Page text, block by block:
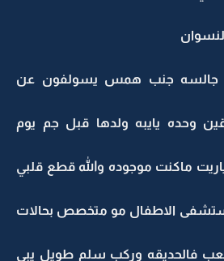
جالسه جنب همس يسولفون عن
يايبه ولدها قبل جم يوم
ماكنت موجوده والله قطع قلبي
الاطفال مو متخصص بحالات
فالحديقه وركب سلم طويل يبي